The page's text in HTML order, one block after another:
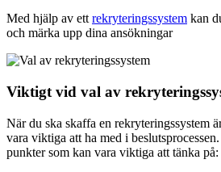
Med hjälp av ett rekryteringssystem kan
och märka upp dina ansökningar
Viktigt vid val av
När du ska skaffa en rekryteringssystem
vara viktiga att ha med i
punkter som kan vara viktiga att tänka på: